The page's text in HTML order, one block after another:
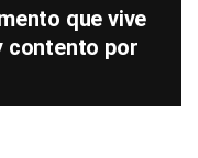
que vive
contento por